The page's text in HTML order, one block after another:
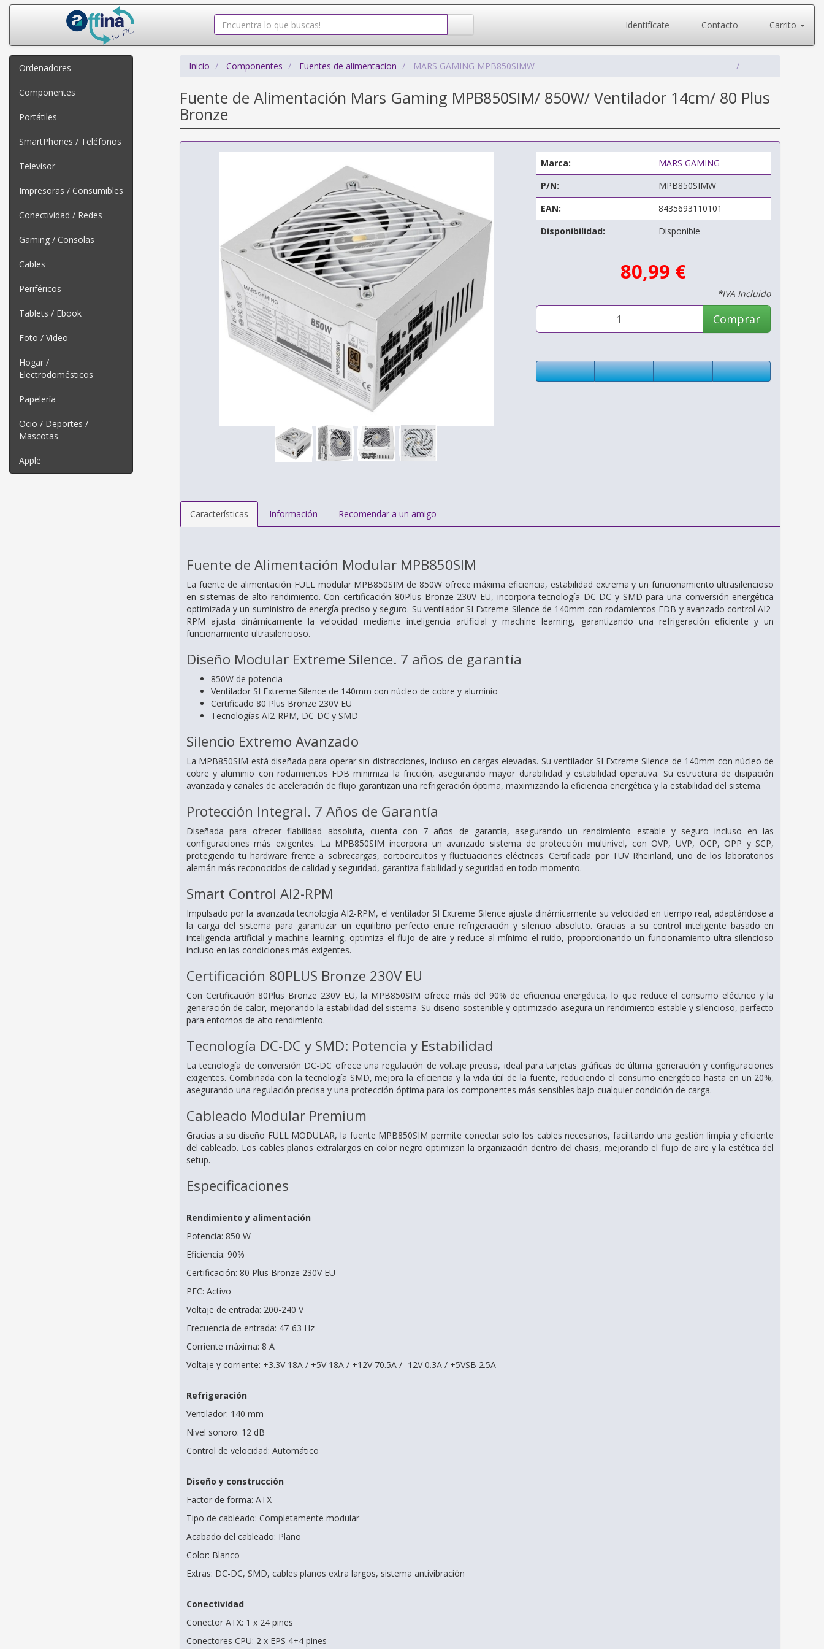
Identifícate Contacto Carrito
Ordenadores
Componentes
Portátiles
SmartPhones / Teléfonos
Televisor
Impresoras / Consumibles
Conectividad / Redes
Gaming / Consolas
Cables
Periféricos
Tablets / Ebook
Foto / Video
Hogar /
Electrodomésticos
Papelería
Ocio / Deportes /
Mascotas
Apple
Inicio Componentes Fuentes de alimentacion MARS GAMING MPB850SIMW
Fuente de Alimentación Mars Gaming MPB850SIM/ 850W/ Ventilador 14cm/ 80 Plus
Bronze
Marca:
MARS GAMING
P/N:
MPB850SIMW
EAN:
8435693110101
Disponibilidad:
Disponible
80,99 €
*IVA Incluido
Comprar
Características Información Recomendar a un amigo
Fuente de Alimentación Modular MPB850SIM
La fuente de alimentación FULL modular MPB850SIM de 850W ofrece máxima eficiencia, estabilidad extrema y un funcionamiento ultrasilencioso
en sistemas de alto rendimiento. Con certificación 80Plus Bronze 230V EU, incorpora tecnología DC-DC y SMD para una conversión energética
optimizada y un suministro de energía preciso y seguro. Su ventilador SI Extreme Silence de 140mm con rodamientos FDB y avanzado control AI2-
RPM ajusta dinámicamente la velocidad mediante inteligencia artificial y machine learning, garantizando una refrigeración eficiente y un
funcionamiento ultrasilencioso.
Diseño Modular Extreme Silence. 7 años de garantía
850W de potencia
Ventilador SI Extreme Silence de 140mm con núcleo de cobre y aluminio
Certificado 80 Plus Bronze 230V EU
Tecnologías AI2-RPM, DC-DC y SMD
Silencio Extremo Avanzado
La MPB850SIM está diseñada para operar sin distracciones, incluso en cargas elevadas. Su ventilador SI Extreme Silence de 140mm con núcleo de
cobre y aluminio con rodamientos FDB minimiza la fricción, asegurando mayor durabilidad y estabilidad operativa. Su estructura de disipación
avanzada y canales de aceleración de flujo garantizan una refrigeración óptima, maximizando la eficiencia energética y la estabilidad del sistema.
Protección Integral. 7 Años de Garantía
Diseñada para ofrecer fiabilidad absoluta, cuenta con 7 años de garantía, asegurando un rendimiento estable y seguro incluso en las
configuraciones más exigentes. La MPB850SIM incorpora un avanzado sistema de protección multinivel, con OVP, UVP, OCP, OPP y SCP,
protegiendo tu hardware frente a sobrecargas, cortocircuitos y fluctuaciones eléctricas. Certificada por TÜV Rheinland, uno de los laboratorios
alemán más reconocidos de calidad y seguridad, garantiza fiabilidad y seguridad en todo momento.
Smart Control AI2-RPM
Impulsado por la avanzada tecnología AI2-RPM, el ventilador SI Extreme Silence ajusta dinámicamente su velocidad en tiempo real, adaptándose a
la carga del sistema para garantizar un equilibrio perfecto entre refrigeración y silencio absoluto. Gracias a su control inteligente basado en
inteligencia artificial y machine learning, optimiza el flujo de aire y reduce al mínimo el ruido, proporcionando un funcionamiento ultra silencioso
incluso en las condiciones más exigentes.
Certificación 80PLUS Bronze 230V EU
Con Certificación 80Plus Bronze 230V EU, la MPB850SIM ofrece más del 90% de eficiencia energética, lo que reduce el consumo eléctrico y la
generación de calor, mejorando la estabilidad del sistema. Su diseño sostenible y optimizado asegura un rendimiento estable y silencioso, perfecto
para entornos de alto rendimiento.
Tecnología DC-DC y SMD: Potencia y Estabilidad
La tecnología de conversión DC-DC ofrece una regulación de voltaje precisa, ideal para tarjetas gráficas de última generación y configuraciones
exigentes. Combinada con la tecnología SMD, mejora la eficiencia y la vida útil de la fuente, reduciendo el consumo energético hasta en un 20%,
asegurando una regulación precisa y una protección óptima para los componentes más sensibles bajo cualquier condición de carga.
Cableado Modular Premium
Gracias a su diseño FULL MODULAR, la fuente MPB850SIM permite conectar solo los cables necesarios, facilitando una gestión limpia y eficiente
del cableado. Los cables planos extralargos en color negro optimizan la organización dentro del chasis, mejorando el flujo de aire y la estética del
setup.
Especificaciones
Rendimiento y alimentación
Potencia: 850 W
Eficiencia: 90%
Certificación: 80 Plus Bronze 230V EU
PFC: Activo
Voltaje de entrada: 200-240 V
Frecuencia de entrada: 47-63 Hz
Corriente máxima: 8 A
Voltaje y corriente: +3.3V 18A / +5V 18A / +12V 70.5A / -12V 0.3A / +5VSB 2.5A
Refrigeración
Ventilador: 140 mm
Nivel sonoro: 12 dB
Control de velocidad: Automático
Diseño y construcción
Factor de forma: ATX
Tipo de cableado: Completamente modular
Acabado del cableado: Plano
Color: Blanco
Extras: DC-DC, SMD, cables planos extra largos, sistema antivibración
Conectividad
Conector ATX: 1 x 24 pines
Conectores CPU: 2 x EPS 4+4 pines